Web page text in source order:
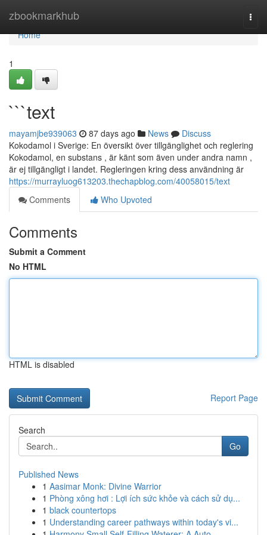
zbookmarkhub
Home
Home
1
```text
mayamjbe939063 87 days ago News
Discuss
Kokodamol i Sverige: En översikt över tillgänglighet och reglering
Kokodamol, en substans , är känt som även under andra namn ,
är ej tillgängligt i landet. Regleringen kring dess användning är
https://murrayluog613203.thechapblog.com/40058015/text
Comments
Who Upvoted
Comments
Submit a Comment
No HTML
HTML is disabled
Report Page
Search
Go
Published News
1 Aasimar Monk: Divine Warrior
1 Phòng xông hơi : Lợi ích sức khỏe và cách sử dụ...
1 black countertops
1 Understanding career pathways within today's vi...